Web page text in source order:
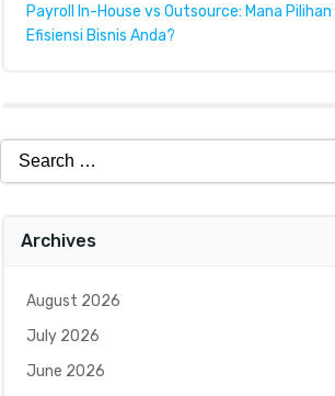
Payroll In-House vs Outsource: Mana
Efisiensi Bisnis Anda?
Search
for:
Archives
August 2026
July 2026
June 2026